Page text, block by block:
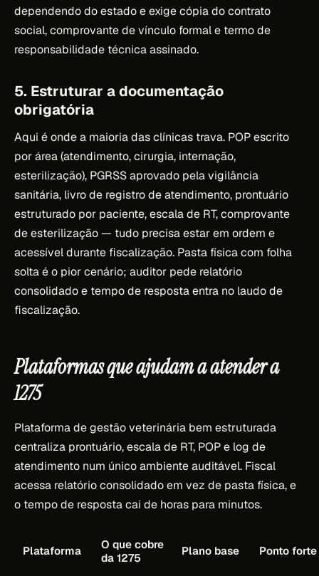
dependendo do estado e exige cópia do contrato
social, comprovante de vínculo formal e termo de
responsabilidade técnica assinado.
5. Estruturar a documentação
obrigatória
Aqui é onde a maioria das clínicas trava. POP escrito
por área (atendimento, cirurgia, internação,
esterilização), PGRSS aprovado pela vigilância
sanitária, livro de registro de atendimento, prontuário
estruturado por paciente, escala de RT, comprovante
de esterilização — tudo precisa estar em ordem e
acessível durante fiscalização. Pasta física com folha
solta é o pior cenário; auditor pede relatório
consolidado e tempo de resposta entra no laudo de
fiscalização.
Plataformas que ajudam a atender a
1275
Plataforma de gestão veterinária bem estruturada
centraliza prontuário, escala de RT, POP e log de
atendimento num único ambiente auditável. Fiscal
acessa relatório consolidado em vez de pasta física, e
o tempo de resposta cai de horas para minutos.
Plataforma
O que cobre
da 1275
Plano base Ponto forte